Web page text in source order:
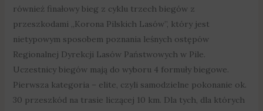
również finałowy bieg z cyklu trzech biegów z
przeszkodami „Korona Pilskich Lasów”, który jest
nietypowym sposobem poznania leśnych ostępów
Regionalnej Dyrekcji Lasów Państwowych w Pile.
Uczestnicy biegów mają do wyboru 4 formuły biegowe.
Pierwsza kategoria – elite, czyli samodzielne pokonanie ok.
30 przeszkód na trasie liczącej 10 km. Dla tych, dla których